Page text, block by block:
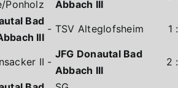
Ponholz
Abbach III
Bad
III
- TSV Alteglofsheim 1
II -
JFG Donautal Bad
Abbach III
2